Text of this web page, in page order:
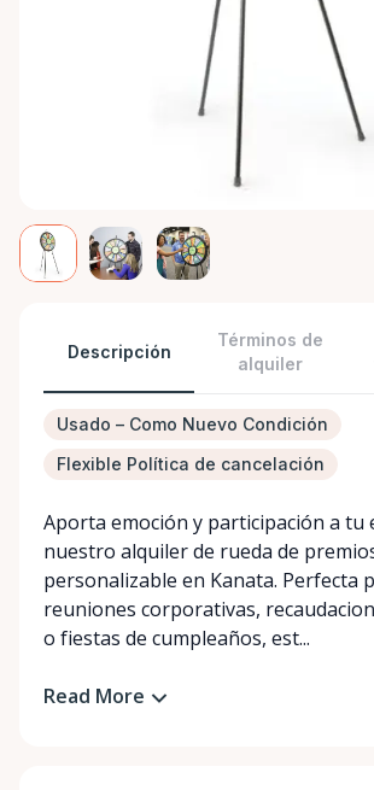
Descripción
Términos de
alquiler
Usado – Como Nuevo Condición
Flexible Política de cancelación
Aporta emoción y participación a tu
nuestro alquiler de rueda de
personalizable en Kanata. Perfecta
reuniones corporativas,
o fiestas de cumpleaños, est...
Read More